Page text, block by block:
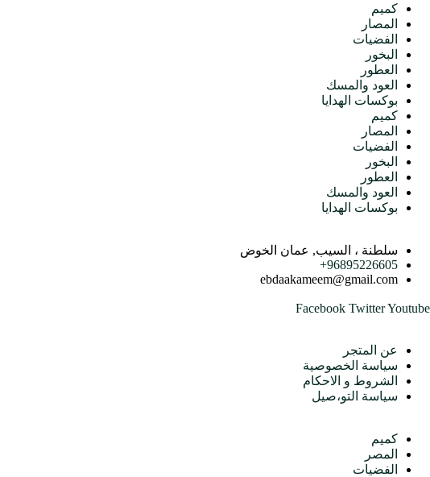
كميم
المصار
الفضيات
البخور
العطور
العود والمسك
بوكسات الهدايا
كميم
المصار
الفضيات
البخور
العطور
العود والمسك
بوكسات الهدايا
سلطنة ، السيب, عمان الخوض
96895226605+
ebdaakameem@gmail.com
Facebook TwitterYoutube
عن المتجر
سياسة الخصوصية
الشروط و الاحكام
سياسة التو،صيل
كميم
المصر
الفضيات